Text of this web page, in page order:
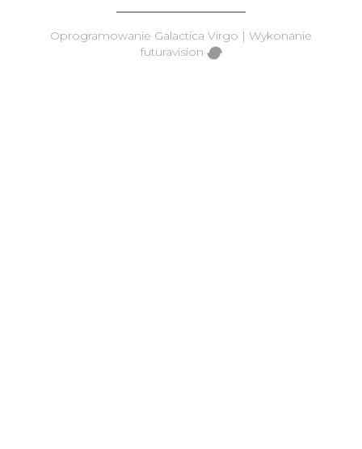
Oprogramowanie Galactica Virgo | Wykonanie
futuravision